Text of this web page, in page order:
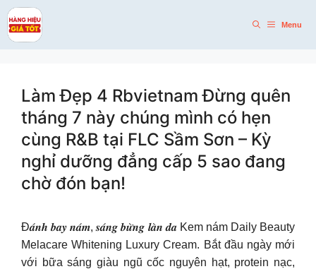
Skip
to
content
Menu
Làm Đẹp 4 Rbvietnam Đừng quên
tháng 7 này chúng mình có hẹn
cùng R&B tại FLC Sầm Sơn – Kỳ
nghỉ dưỡng đẳng cấp 5 sao đang
chờ đón bạn!
Đ𝒂́𝒏𝒉 𝒃𝒂𝒚 𝒏𝒂́𝒎, 𝒔𝒂́𝒏𝒈 𝒃𝒖̛̀𝒏𝒈 𝒍𝒂̀𝒏 𝒅𝒂 Kem nám Daily Beauty
Melacare Whitening Luxury Cream. Bắt đầu ngày mới
với bữa sáng giàu ngũ cốc nguyên hạt, protein nạc,